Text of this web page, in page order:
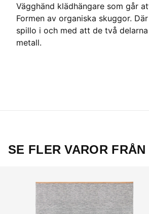
Vägghänd klädhängare som går
Formen av organiska skuggor.
spillo i och med att de två
metall.
SE FLER VAROR